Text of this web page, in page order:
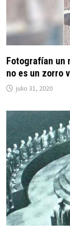
Fotografían un
no es un zorro
julio 31, 2020